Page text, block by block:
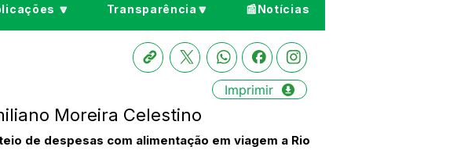
🔽 Transparência🔽 📰Notícias
Imprimir
Moreira Celestino
de despesas com alimentação em viagem a Rio